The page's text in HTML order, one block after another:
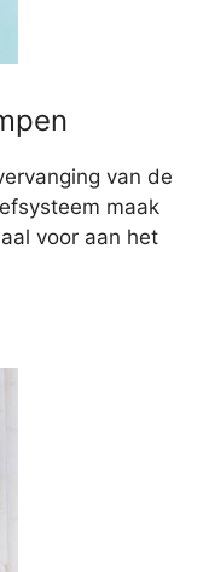
van de
maak
voor aan het